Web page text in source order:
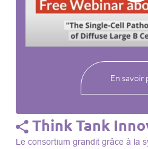
webinaires à venir, des séances
notre compréhension des
En savoir
Think Tank
Le consortium grandit grâce à la